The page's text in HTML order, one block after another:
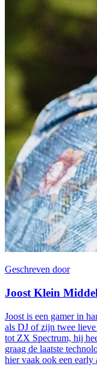
Geschreven door
Joost Klein
Joost is een gamer in
als DJ of zijn twee
tot ZX Spectrum, hij
graag de laatste
hier vaak ook een early